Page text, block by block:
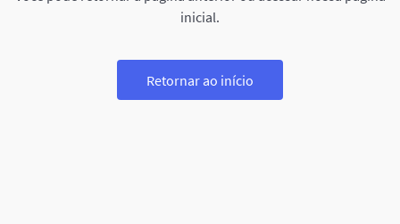
inicial.
Retornar ao início